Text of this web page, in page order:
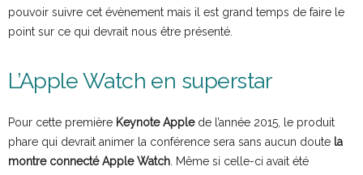
pouvoir suivre cet évènement mais il est grand temps de faire le
point sur ce qui devrait nous être présenté.
L’Apple Watch en superstar
Pour cette première Keynote Applede l’année 2015, le produit
phare qui devrait animer la conférence sera sans aucun doute la
montre connecté Apple Watch . Même si celle-ci avait été